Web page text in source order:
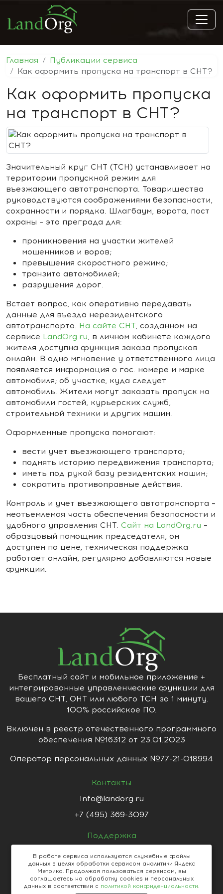
Главная
Публикации сервиса
Как оформить пропуска на транспорт в СНТ?
Как оформить пропуска
на транспорт в СНТ?
Значительный круг СНТ (ТСН) устанавливает на
территории пропускной режим для
въезжающего автотранспорта. Товарищества
руководствуются соображениями безопасности,
сохранности и порядка. Шлагбаум, ворота, пост
охраны – это преграда для:
проникновения на участки жителей
мошенников и воров;
превышения скоростного режима;
транзита автомобилей;
разрушения дорог.
Встает вопрос, как оперативно передавать
данные для въезда нерезидентского
автотранспорта. На сайте СНТ, созданном на
сервисе LandOrg.ru, в личном кабинете каждого
жителя доступна функция заказа пропусков
онлайн. В одно мгновение у ответственного лица
появляется информация о гос. номере и марке
автомобиля; об участке, куда следует
автомобиль. Жители могут заказать пропуск на
автомобили гостей, курьерских служб,
строительной техники и других машин.
Оформленные пропуска помогают:
вести учет въезжающего транспорта;
поднять историю передвижения транспорта;
иметь под рукой базу резидентских машин;
сократить противоправные действия.
Контроль и учет въезжающего автотранспорта –
неотъемлемая часть обеспечения безопасности и
удобного управления СНТ. Сайт на LandOrg.ru –
образцовый помощник председателя, он
доступен по цене, техническая поддержка
работает онлайн, регулярно добавляются новые
функции.
Бесплатный сайт и мобильное приложение +
интегрированные управленческие функции для
вашего СНТ, ОНТ или любого ТСН за 1 минуту.
100% российское ПО.
Включен в реестр отечественного программного
обеспечения №16312 от 23.01.2023
Оператор персональных данных №77-21-018994
Контакты
info@landorg.ru
+7 (495) 369-3097
Поддержка
Пользовательское соглашение
Политика конфиденциальности
Собственник.PRO
В работе сервиса используются служебные файлы
данных в целях обработки сервисом аналитики Яндекс
Метрика. Продолжая пользоваться сервисом, вы
соглашаетесь на обработку cookies и персональных
данных в соответствии с политикой конфиденциальности.